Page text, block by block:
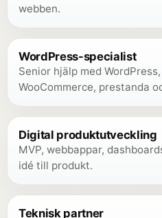
webben.
WordPress-specialist
Senior hjälp med
WooCommerce, prestanda
Digital produktutveckling
MVP, webbappar,
idé till produkt.
Teknisk partner